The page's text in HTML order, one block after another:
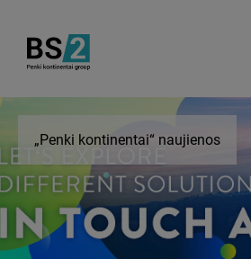
„Penki kontinentai“ naujienos